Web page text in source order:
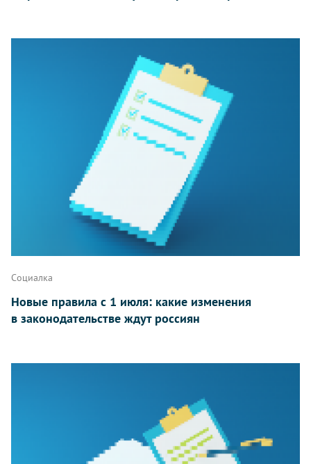
Социалка
Новые правила с 1 июля: какие изменения
в законодательстве ждут россиян